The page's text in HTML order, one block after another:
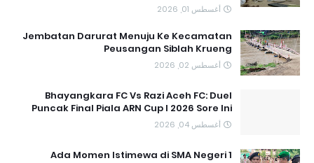
أغسطس 01, 2026
Jembatan Darurat Menuju Ke Kecamatan
Peusangan Siblah Krueng
أغسطس 02, 2026
Bhayangkara FC Vs Razi Aceh FC: Duel
Puncak Final Piala ARN Cup I 2026 Sore Ini
أغسطس 04, 2026
Ada Momen Istimewa di SMA Negeri 1